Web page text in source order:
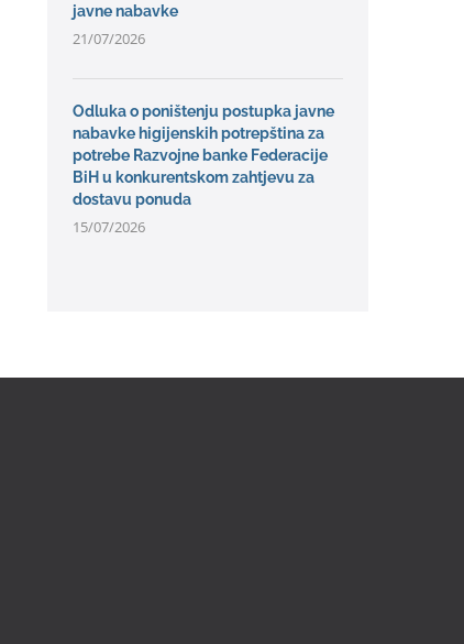
javne nabavke
21/07/2026
Odluka o poništenju postupka javne
nabavke higijenskih potrepština za
potrebe Razvojne banke Federacije
BiH u konkurentskom zahtjevu za
dostavu ponuda
15/07/2026